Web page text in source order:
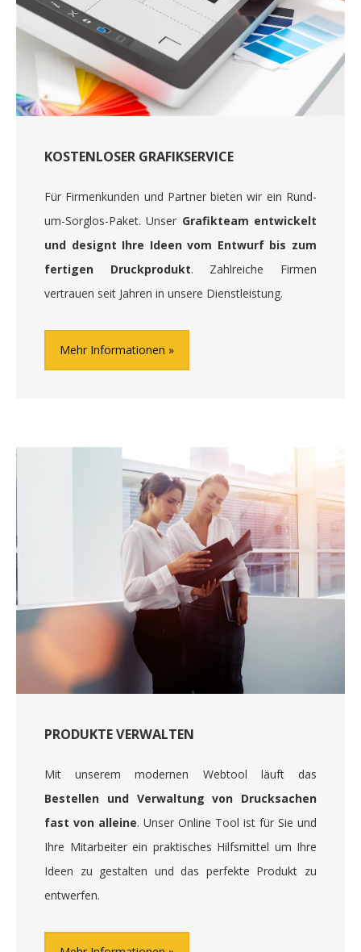
KOSTENLOSER GRAFIKSERVICE
Für Firmenkunden und Partner bieten wir ein Rund-
um-Sorglos-Paket. Unser Grafikteam entwickelt
und designt Ihre Ideen vom Entwurf bis zum
fertigen Druckprodukt. Zahlreiche Firmen
vertrauen seit Jahren in unsere Dienstleistung.
Mehr Informationen
PRODUKTE VERWALTEN
Mit unserem modernen Webtool läuft das
Bestellen und Verwaltung von Drucksachen
fast von alleine. Unser Online Tool ist für Sie und
Ihre Mitarbeiter ein praktisches Hilfsmittel um Ihre
Ideen zu gestalten und das perfekte Produkt zu
entwerfen.